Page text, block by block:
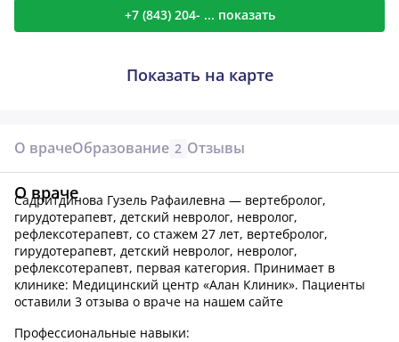
+7 (843) 204- ... показать
Показать на карте
О врачеОбразование 2 Отзывы
О враче
Садритдинова Гузель Рафаилевна — вертебролог,
гирудотерапевт, детский невролог, невролог,
рефлексотерапевт, со стажем 27 лет, вертебролог,
гирудотерапевт, детский невролог, невролог,
рефлексотерапевт, первая категория. Принимает в
клинике: Медицинский центр «Алан Клиник». Пациенты
оставили 3 отзыва о враче на нашем сайте
Профессиональные навыки: